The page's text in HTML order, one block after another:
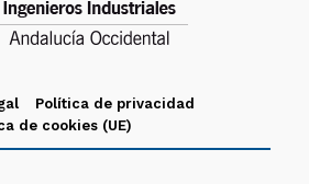
Política de privacidad
de cookies (UE)